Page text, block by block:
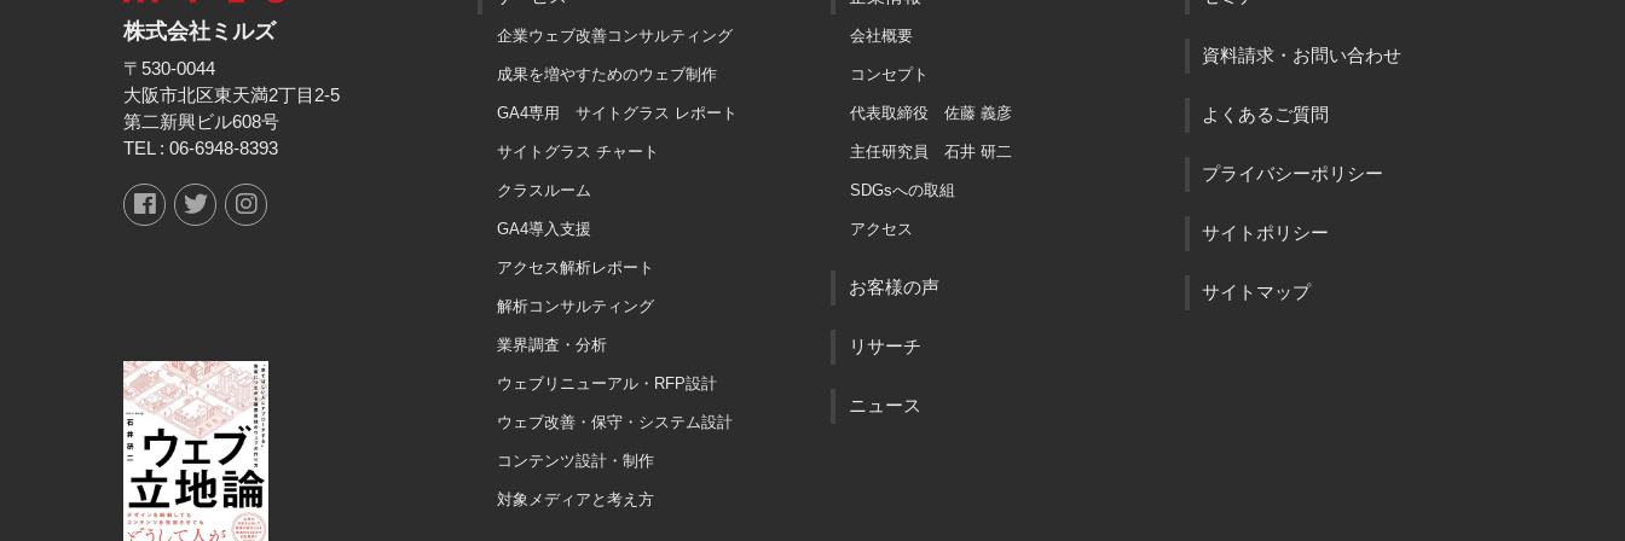
株式会社ミルズ
〒530-0044
大阪市北区東天満2丁目2-5
第二新興ビル608号
TEL : 06-6948-8393
企業ウェブ改善コンサルティング
成果を増やすためのウェブ制作
GA4専用 サイトグラス レポート
サイトグラス チャート
クラスルーム
GA4導入支援
アクセス解析レポート
解析コンサルティング
業界調査・分析
ウェブリニューアル・RFP設計
ウェブ改善・保守・システム設計
コンテンツ設計・制作
対象メディアと考え方
会社概要
コンセプト
代表取締役 佐藤 義彦
主任研究員 石井 研二
SDGsへの取組
アクセス
お客様の声
リサーチ
ニュース
資料請求・お問い合わせ
よくあるご質問
プライバシーポリシー
サイトポリシー
サイトマップ